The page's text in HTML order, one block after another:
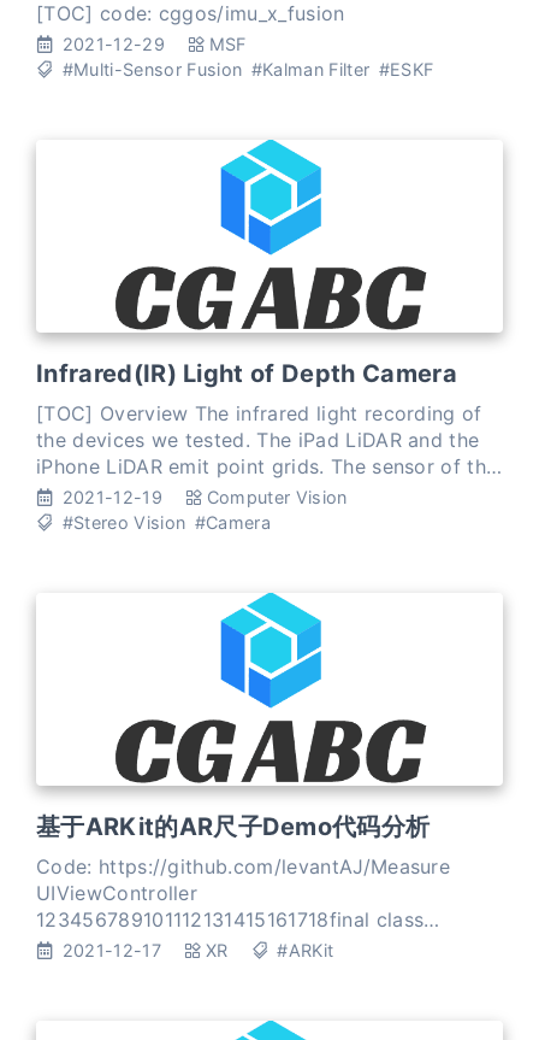
based on ESKF
[TOC] code: cggos/imu_x_fusion
2021-12-29
MSF
#Multi-Sensor Fusion #Kalman Filter #ESKF
Infrared(IR) Light of Depth Camera
[TOC] Overview The infrared light recording of
the devices we tested. The iPad LiDAR and the
iPhone LiDAR emit point grids. The sensor of the
Note10+ ToF flashes scattered light. The Pixel
uses only i
2021-12-19
Computer Vision
#Stereo Vision #Camera
基于ARKit的AR尺子Demo代码分析
Code: https://github.com/levantAJ/Measure
UIViewController
123456789101112131415161718final class
ViewController: UIViewController { override func
2021-12-17 XR #ARKit